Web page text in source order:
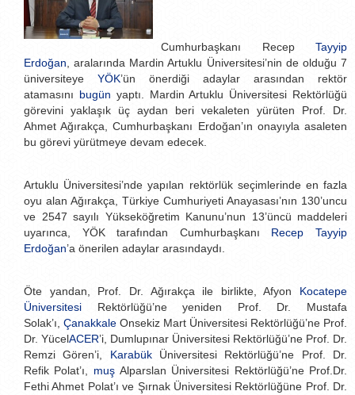
Cumhurbaşkanı Recep Tayyip
Erdoğan , aralarında Mardin Artuklu Üniversitesi’nin de olduğu 7
üniversiteye YÖK’ün önerdiği adaylar arasından rektör
atamasını bugün yaptı. Mardin Artuklu Üniversitesi Rektörlüğü
görevini yaklaşık üç aydan beri vekaleten yürüten Prof. Dr.
Ahmet Ağırakça, Cumhurbaşkanı Erdoğan’ın onayıyla asaleten
bu görevi yürütmeye devam edecek.
Artuklu Üniversitesi’nde yapılan rektörlük seçimlerinde en fazla
oyu alan Ağırakça, Türkiye Cumhuriyeti Anayasası’nın 130’uncu
ve 2547 sayılı Yükseköğretim Kanunu’nun 13’üncü maddeleri
uyarınca, YÖK tarafından Cumhurbaşkanı Recep Tayyip
Erdoğan’a önerilen adaylar arasındaydı.
Öte yandan, Prof. Dr. Ağırakça ile birlikte, Afyon Kocatepe
Üniversitesi Rektörlüğü’ne yeniden Prof. Dr. Mustafa
Solak’ı, Çanakkale Onsekiz Mart Üniversitesi Rektörlüğü’ne Prof.
Dr. YücelACER’i, Dumlupınar Üniversitesi Rektörlüğü’ne Prof. Dr.
Remzi Gören’i, KarabükÜniversitesi Rektörlüğü’ne Prof. Dr.
Refik Polat’ı, muşAlparslan Üniversitesi Rektörlüğü’ne Prof.Dr.
Fethi Ahmet Polat’ı ve Şırnak Üniversitesi Rektörlüğüne Prof. Dr.